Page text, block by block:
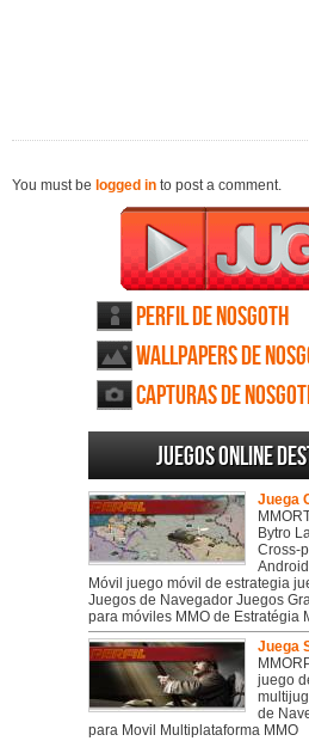
You must be logged in to post a comment.
Perfil de Nosgoth
Wallpapers de
Capturas de
Juegos online
Juega
Bytro
Cross-
Móvil juego móvil de estrategia
Juegos de Navegador Juegos
para móviles MMO de Estratégia
Juega
juego
de
para Movil Multiplataforma MMO